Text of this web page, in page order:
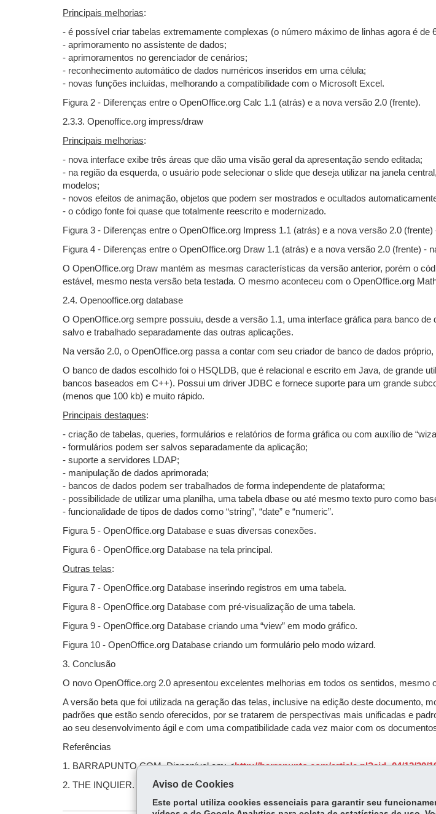
Principais melhorias:
- é possível criar tabelas extremamente complexas (o número máximo de linhas agora é de
- aprimoramento no assistente de dados;
- aprimoramentos no gerenciador de cenários;
- reconhecimento automático de dados numéricos inseridos em uma célula;
- novas funções incluídas, melhorando a compatibilidade com o Microsoft Excel.
Figura 2 - Diferenças entre o OpenOffice.org Calc 1.1 (atrás) e a nova versão 2.0 (frente).
2.3.3. Openoffice.org impress/draw
Principais melhorias:
- nova interface exibe três áreas que dão uma visão geral da apresentação sendo editada;
- na região da esquerda, o usuário pode selecionar o slide que deseja utilizar na janela
modelos;
- novos efeitos de animação, objetos que podem ser mostrados e ocultados
- o código fonte foi quase que totalmente reescrito e modernizado.
Figura 3 - Diferenças entre o OpenOffice.org Impress 1.1 (atrás) e a nova versão 2.0 (frente)
Figura 4 - Diferenças entre o OpenOffice.org Draw 1.1 (atrás) e a nova versão 2.0 (frente) -
O OpenOffice.org Draw mantém as mesmas características da versão anterior, porém o
estável, mesmo nesta versão beta testada. O mesmo aconteceu com o OpenOffice.org
2.4. Openooffice.org database
O OpenOffice.org sempre possuiu, desde a versão 1.1, uma interface gráfica para banco
salvo e trabalhado separadamente das outras aplicações.
Na versão 2.0, o OpenOffice.org passa a contar com seu criador de banco de dados
O banco de dados escolhido foi o HSQLDB, que é relacional e escrito em Java, de grande
bancos baseados em C++). Possui um driver JDBC e fornece suporte para um grande
(menos que 100 kb) e muito rápido.
Principais destaques:
- criação de tabelas, queries, formulários e relatórios de forma gráfica ou com auxílio de
- formulários podem ser salvos separadamente da aplicação;
- suporte a servidores LDAP;
- manipulação de dados aprimorada;
- bancos de dados podem ser trabalhados de forma independente de plataforma;
- possibilidade de utilizar uma planilha, uma tabela dbase ou até mesmo texto puro como
- funcionalidade de tipos de dados como “string”, “date” e “numeric”.
Figura 5 - OpenOffice.org Database e suas diversas conexões.
Figura 6 - OpenOffice.org Database na tela principal.
Outras telas:
Figura 7 - OpenOffice.org Database inserindo registros em uma tabela.
Figura 8 - OpenOffice.org Database com pré-visualização de uma tabela.
Figura 9 - OpenOffice.org Database criando uma “view” em modo gráfico.
Figura 10 - OpenOffice.org Database criando um formulário pelo modo wizard.
3. Conclusão
O novo OpenOffice.org 2.0 apresentou excelentes melhorias em todos os sentidos, mesmo
A versão beta que foi utilizada na geração das telas, inclusive na edição deste documento,
padrões que estão sendo oferecidos, por se tratarem de perspectivas mais unificadas e
ao seu desenvolvimento ágil e com uma compatibilidade cada vez maior com os
Referências
1. BARRAPUNTO.COM. Disponível em: <http://barrapunto.com/article.pl?sid=04/12/20/
2. THE INQUIER. Disponível em: <http://www.theinquirer.net/?article=20293
Aviso de Cookies
Este portal utiliza cookies essenciais para garantir seu